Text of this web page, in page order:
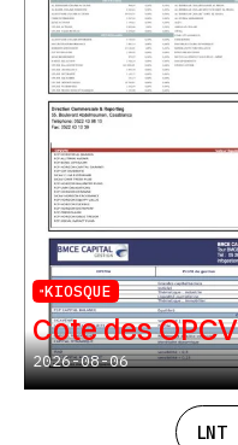
KIOSQUE
Cote des
2026-08-06